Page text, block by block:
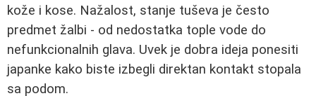
kože i kose. Nažalost, stanje tuševa je često
predmet žalbi - od nedostatka tople vode do
nefunkcionalnih glava. Uvek je dobra ideja ponesiti
japanke kako biste izbegli direktan kontakt stopala
sa podom.